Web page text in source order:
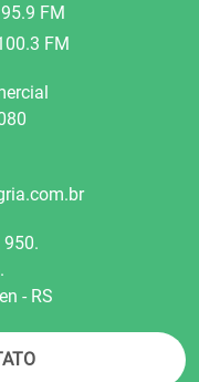
FM
FM
950.
- RS